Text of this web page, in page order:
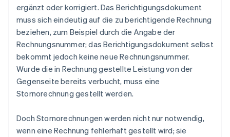
ergänzt oder korrigiert. Das Berichtigungsdokument
muss sich eindeutig auf die zu berichtigende Rechnung
beziehen, zum Beispiel durch die Angabe der
Rechnungsnummer; das Berichtigungsdokument selbst
bekommt jedoch keine neue Rechnungsnummer.
Wurde die in Rechnung gestellte Leistung von der
Gegenseite bereits verbucht, muss eine
Stornorechnung gestellt werden.
Doch Stornorechnungen werden nicht nur notwendig,
wenn eine Rechnung fehlerhaft gestellt wird; sie